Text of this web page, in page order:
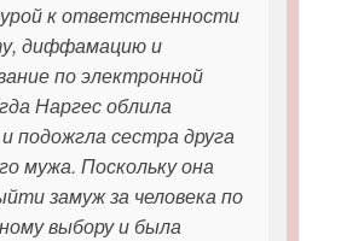
к ответственности
диффамацию и
по электронной
Наргес облила
подожгла сестра друга
мужа. Поскольку она
замуж за человека по
выбору и была